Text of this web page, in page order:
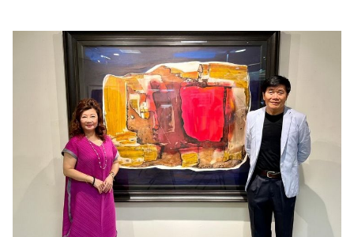
2022年「香榭藝廊名家百號邀請展」三日開幕，董事長吳貞慧與藝術總
監陳文龍。（陳文龍提供）